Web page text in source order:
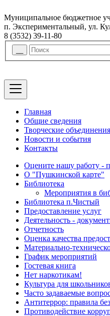
Муниципальное бюджетное
п. Экспериментальный, ул.
8 (3532) 39-11-80
Главная
Общие сведения
Творческие объединения
Новости и события
Контакты
Оцените нашу работу -
О "Пушкинской карте"
Библиотека
Мероприятия в
Библиотека п.Чистый
Предоставление услуг
Деятельность -
Отчетность
Оценка качества
Материально-
График мероприятий
Гостевая книга
Нет наркотикам!
Культура для
Часто задаваемые
Антитеррор: правила
Противодействие